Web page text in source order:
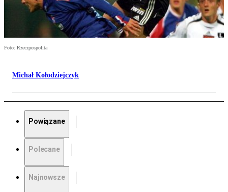
Foto: Rzeczpospolita
Michał Kołodziejczyk
Powiązane
Polecane
Najnowsze